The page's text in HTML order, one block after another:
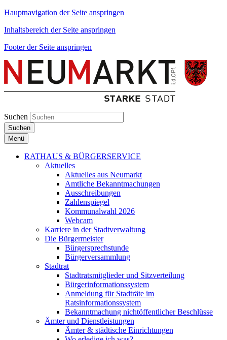
Hauptnavigation der Seite anspringen
Inhaltsbereich der Seite anspringen
Footer der Seite anspringen
Suchen
Suchen
Menü
RATHAUS & BÜRGERSERVICE
Aktuelles
Aktuelles aus Neumarkt
Amtliche Bekanntmachungen
Ausschreibungen
Zahlenspiegel
Kommunalwahl 2026
Webcam
Karriere in der Stadtverwaltung
Die Bürgermeister
Bürgersprechstunde
Bürgerversammlung
Stadtrat
Stadtratsmitglieder und Sitzverteilung
Bürgerinformationssystem
Anmeldung für Stadträte im
Ratsinformationssystem
Bekanntmachung nichtöffentlicher Beschlüsse
Ämter und Dienstleistungen
Ämter & städtische Einrichtungen